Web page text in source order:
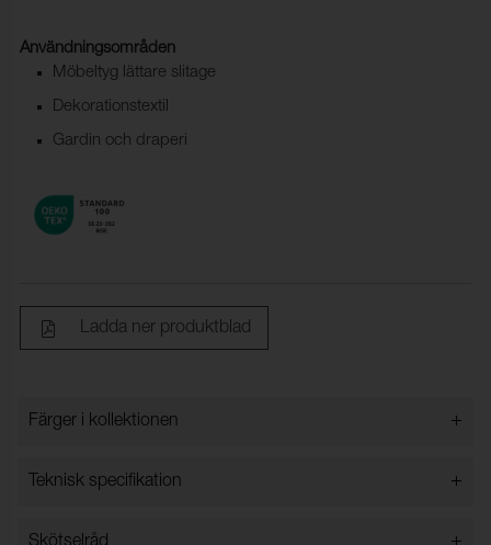
Användningsområden
Möbeltyg lättare slitage
Dekorationstextil
Gardin och draperi
Ladda ner produktblad
Färger i kollektionen +
Färger i kollektionen
Teknisk specifikation +